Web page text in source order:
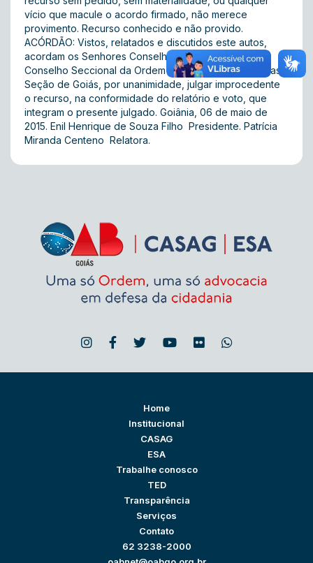
vício que macule o acordo firmado, não merece
provimento. Recurso conhecido e não provido.
ACÓRDÃO: Vistos, relatados e discutidos este autos,
acordam os Senhores Conselheiros integrantes do
Conselho Seccional da Ordem dos Advogados do Brasil,
Seção de Goiás, por unanimidade, julgar improcedente
o recurso, na conformidade do relatório e voto, que
integram o presente julgado. Goiânia, 06 de maio de
2015. Enil Henrique de Souza Filho  Presidente. Patrícia
Miranda Centeno  Relatora.
Home
Institucional
CASAG
ESA
Trabalhe conosco
TED
Transparência
Serviços
Contato
62 3238-2000